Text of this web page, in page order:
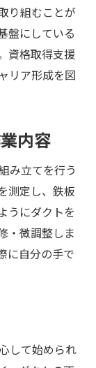
り組むことが
盤にしている
資格取得支援
リア形成を図
内容
み立てを行う
測定し、鉄板
うにダクトを
・微調整しま
に自分の手で
して始められ